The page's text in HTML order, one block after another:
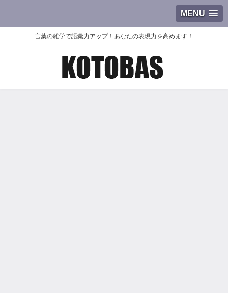
MENU
言葉の雑学で語彙力アップ！あなたの表現力を高めます！